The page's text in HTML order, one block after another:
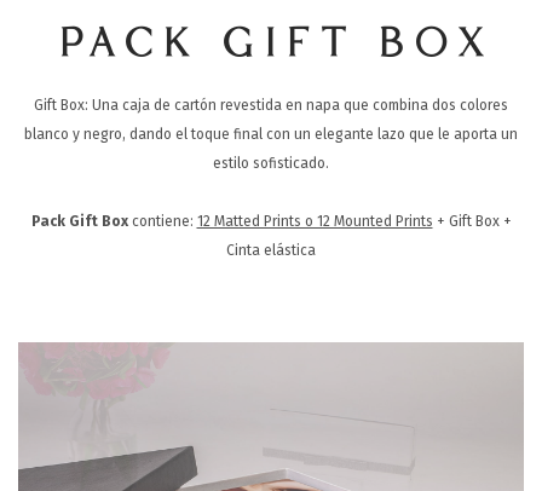
COLABORADORES
PACK GIFT BOX
Gift Box: Una caja de cartón revestida en napa que combina dos colores
blanco y negro, dando el toque final con un elegante lazo que le aporta un
estilo sofisticado.
Pack Gift Boxcontiene: 12 Matted Prints o 12 Mounted Prints + Gift Box +
Cinta elástica